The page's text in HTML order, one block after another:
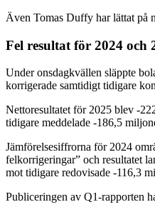
Även Tomas Duffy har lättat på
Fel resultat för 2024 och
Under onsdagkvällen släppte
korrigerade samtidigt tidigare
Nettoresultatet för 2025 blev -
tidigare meddelade -186,5
Jämförelsesiffrorna för 2024
felkorrigeringar” och resultatet
mot tidigare redovisade -116,3
Publiceringen av Q1-rapporten